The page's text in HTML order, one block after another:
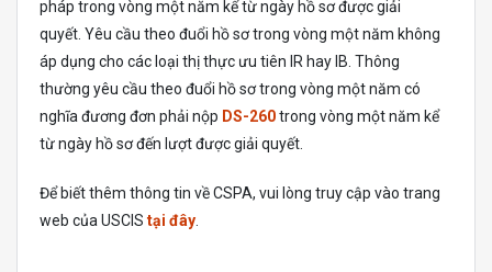
pháp trong vòng một năm kể từ ngày hồ sơ được giải
quyết. Yêu cầu theo đuổi hồ sơ trong vòng một năm không
áp dụng cho các loại thị thực ưu tiên IR hay IB. Thông
thường yêu cầu theo đuổi hồ sơ trong vòng một năm có
nghĩa đương đơn phải nộp DS-260trong vòng một năm kể
từ ngày hồ sơ đến lượt được giải quyết.
Để biết thêm thông tin về CSPA, vui lòng truy cập vào trang
web của USCIS tại đây.